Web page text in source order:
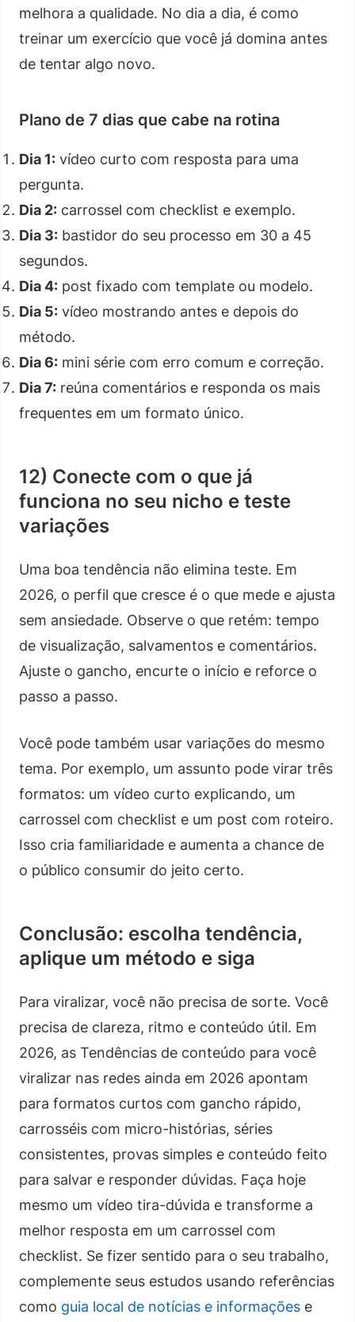
melhora a qualidade. No dia a dia, é como
treinar um exercício que você já domina antes
de tentar algo novo.
Plano de 7 dias que cabe na rotina
Dia 1: vídeo curto com resposta para uma
pergunta.
Dia 2: carrossel com checklist e exemplo.
Dia 3: bastidor do seu processo em 30 a 45
segundos.
Dia 4: post fixado com template ou modelo.
Dia 5: vídeo mostrando antes e depois do
método.
Dia 6: mini série com erro comum e correção.
Dia 7: reúna comentários e responda os mais
frequentes em um formato único.
12) Conecte com o que já
funciona no seu nicho e teste
variações
Uma boa tendência não elimina teste. Em
2026, o perfil que cresce é o que mede e ajusta
sem ansiedade. Observe o que retém: tempo
de visualização, salvamentos e comentários.
Ajuste o gancho, encurte o início e reforce o
passo a passo.
Você pode também usar variações do mesmo
tema. Por exemplo, um assunto pode virar três
formatos: um vídeo curto explicando, um
carrossel com checklist e um post com roteiro.
Isso cria familiaridade e aumenta a chance de
o público consumir do jeito certo.
Conclusão: escolha tendência,
aplique um método e siga
Para viralizar, você não precisa de sorte. Você
precisa de clareza, ritmo e conteúdo útil. Em
2026, as Tendências de conteúdo para você
viralizar nas redes ainda em 2026 apontam
para formatos curtos com gancho rápido,
carrosséis com micro-histórias, séries
consistentes, provas simples e conteúdo feito
para salvar e responder dúvidas. Faça hoje
mesmo um vídeo tira-dúvida e transforme a
melhor resposta em um carrossel com
checklist. Se fizer sentido para o seu trabalho,
complemente seus estudos usando referências
como guia local de notícias e informações e